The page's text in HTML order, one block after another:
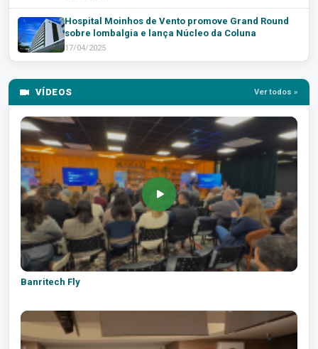
Hospital Moinhos de Vento promove Grand Round
sobre lombalgia e lança Núcleo da Coluna
17/04/2025
VÍDEOS Ver todos »
Banritech Fly